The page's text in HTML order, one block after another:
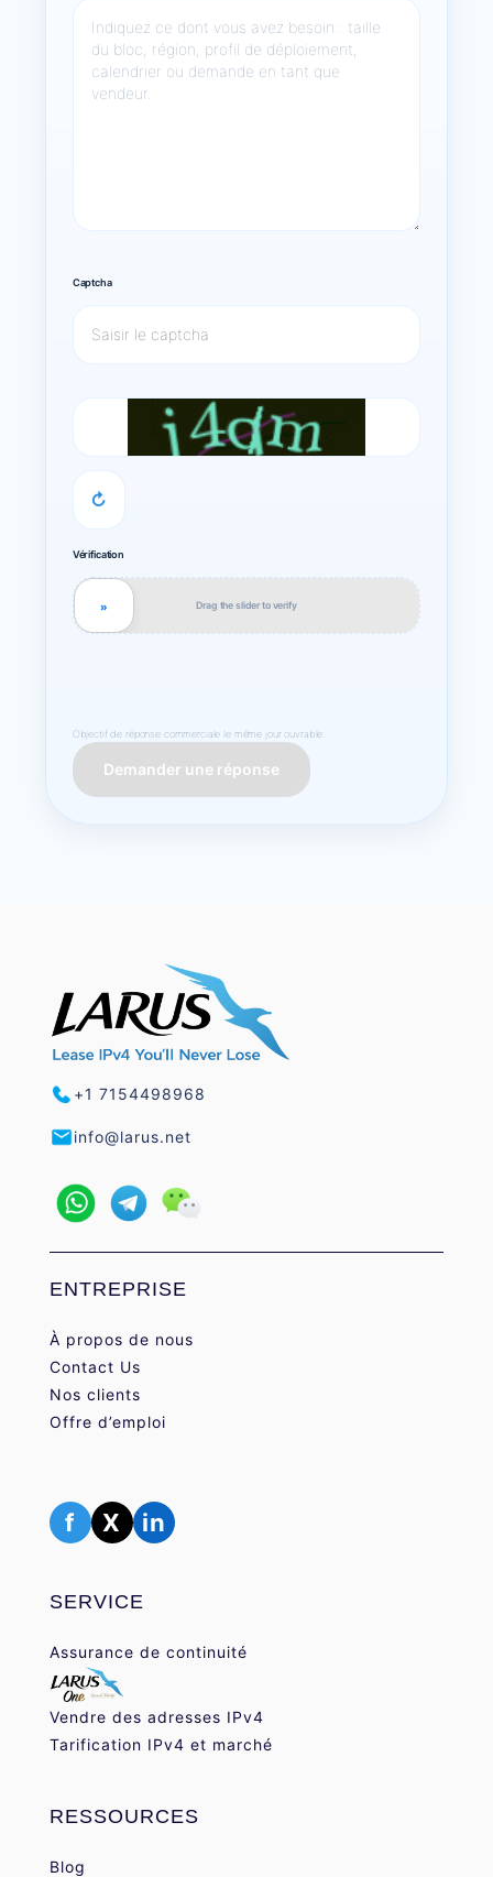
Captcha
↻
Vérification
Drag the slider to verify
»
Objectif de réponse commerciale le même jour ouvrable.
Demander une réponse
+1 7154498968
info@larus.net
ENTREPRISE
À propos de nous
Contact Us
Nos clients
Offre d’emploi
f X in
SERVICE
Assurance de continuité
Vendre des adresses IPv4
Tarification IPv4 et marché
RESSOURCES
Blog